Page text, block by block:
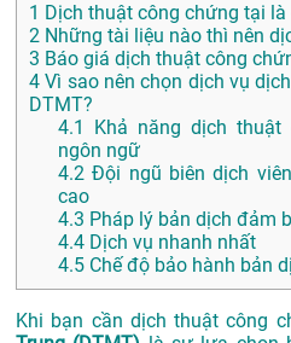
1 Dịch thuật công chứng tại là
2 Những tài liệu nào thì nên
3 Báo giá dịch thuật công
4 Vì sao nên chọn dịch vụ
DTMT?
4.1
Khả năng dịch
ngôn ngữ
4.2 Đội ngũ biên dịch
cao
4.3 Pháp lý bản dịch đảm
4.4 Dịch vụ nhanh nhất
4.5 Chế độ bảo hành bản
Khi bạn cần dịch thuật công